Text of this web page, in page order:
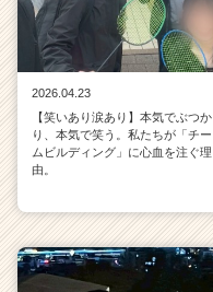
2026.04.23
【笑いあり涙あり】本気でぶつか
り、本気で笑う。私たちが「チー
ムビルディング」に心血を注ぐ理
由。